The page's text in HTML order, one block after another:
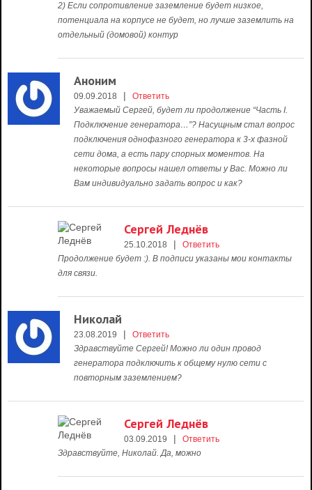
2) Если сопротивление заземление будет низкое,
потенциала на корпусе не будет, но лучше заземлить на
отдельный (домовой) контур
Аноним
09.09.2018 |
Ответить
Уважаемый Сергей, будет ли продолжение “Часть I.
Подключение генератора…”? Насущным стал вопрос
подключения однофазного генератора к 3-х фазной
сети дома, а есть пару спорных моментов. На
некоторые вопросы нашел ответы у Вас. Можно ли
Вам индивидуально задать вопрос и как?
Сергей Леднёв
25.10.2018 |
Ответить
Продолжение будет :). В подписи указаны мои контакты
для связи.
Николай
23.08.2019 |
Ответить
Здравствуйте Сергей! Можно ли один провод
генератора подключить к общему нулю сети с
повторным заземлением?
Сергей Леднёв
03.09.2019 |
Ответить
Здравствуйте, Николай. Да, можно